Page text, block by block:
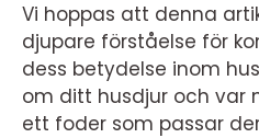
Vi hoppas att denna
djupare förståelse för
dess betydelse inom
om ditt husdjur och var
ett foder som passar